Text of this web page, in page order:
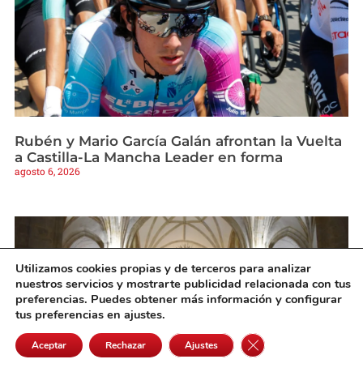
Rubén y Mario García Galán afrontan la Vuelta
a Castilla-La Mancha Leader en forma
agosto 6, 2026
Utilizamos cookies propias y de terceros para analizar
nuestros servicios y mostrarte publicidad relacionada con tus
preferencias. Puedes obtener más información y configurar
tus preferencias en ajustes.
Aceptar Rechazar Ajustes Cerrar el banner de